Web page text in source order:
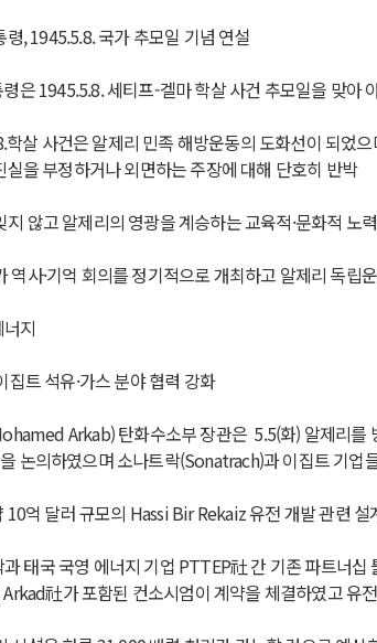
령, 1945.5.8. 국가 추모일 기념 연설
령은 1945.5.8. 세티프-겔마 학살 사건 추모일을 맞아
살 사건은 알제리 민족 해방운동의 도화선이 되었
실을 부정하거나 외면하는 주장에 대해 단호히 반박
지 않고 알제리의 영광을 계승하는 교육적·문화적 노
역사·기억 회의를 정기적으로 개최하고 알제리 독립
지
집트 석유·가스 분야 협력 강화
Arkab) 탄화수소부 장관은 5.5(화) 알제리
논의하였으며 소나트락(Sonatrach)과 이집트 기업
10억 달러 규모의 Hassi Bir Rekaiz 유전 개발 관련 설
태국 국영 에너지 기업 PTTEP社 간 기존 파트너
社가 포함된 컨소시엄이 계약을 체결하였고 유